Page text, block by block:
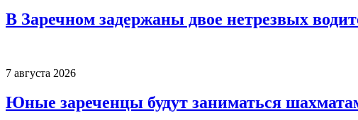
В Заречном задержаны двое нетрезвых
7 августа 2026
Юные зареченцы будут заниматься